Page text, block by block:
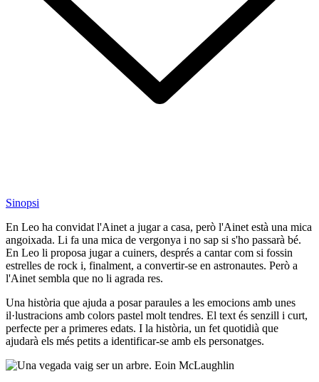
Sinopsi
En Leo ha convidat l'Ainet a jugar a casa, però l'Ainet està una mica
angoixada. Li fa una mica de vergonya i no sap si s'ho passarà bé.
En Leo li proposa jugar a cuiners, després a cantar com si fossin
estrelles de rock i, finalment, a convertir-se en astronautes. Però a
l'Ainet sembla que no li agrada res.
Una història que ajuda a posar paraules a les emocions amb unes
il·lustracions amb colors pastel molt tendres. El text és senzill i curt,
perfecte per a primeres edats. I la història, un fet quotidià que
ajudarà els més petits a identificar-se amb els personatges.